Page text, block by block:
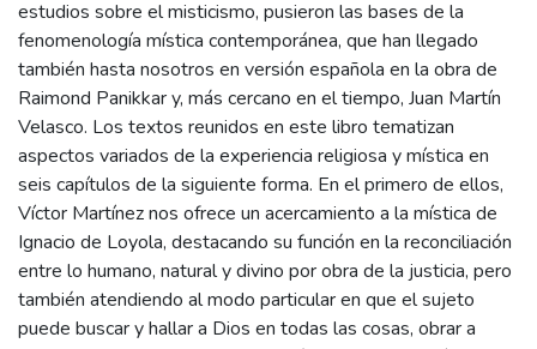
estudios sobre el misticismo, pusieron las bases de la
fenomenología mística contemporánea, que han llegado
también hasta nosotros en versión española en la obra de
Raimond Panikkar y, más cercano en el tiempo, Juan Martín
Velasco. Los textos reunidos en este libro tematizan
aspectos variados de la experiencia religiosa y mística en
seis capítulos de la siguiente forma. En el primero de ellos,
Víctor Martínez nos ofrece un acercamiento a la mística de
Ignacio de Loyola, destacando su función en la reconciliación
entre lo humano, natural y divino por obra de la justicia, pero
también atendiendo al modo particular en que el sujeto
puede buscar y hallar a Dios en todas las cosas, obrar a